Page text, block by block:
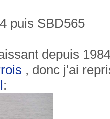
puis SBD565
depuis
, donc j'ai
: